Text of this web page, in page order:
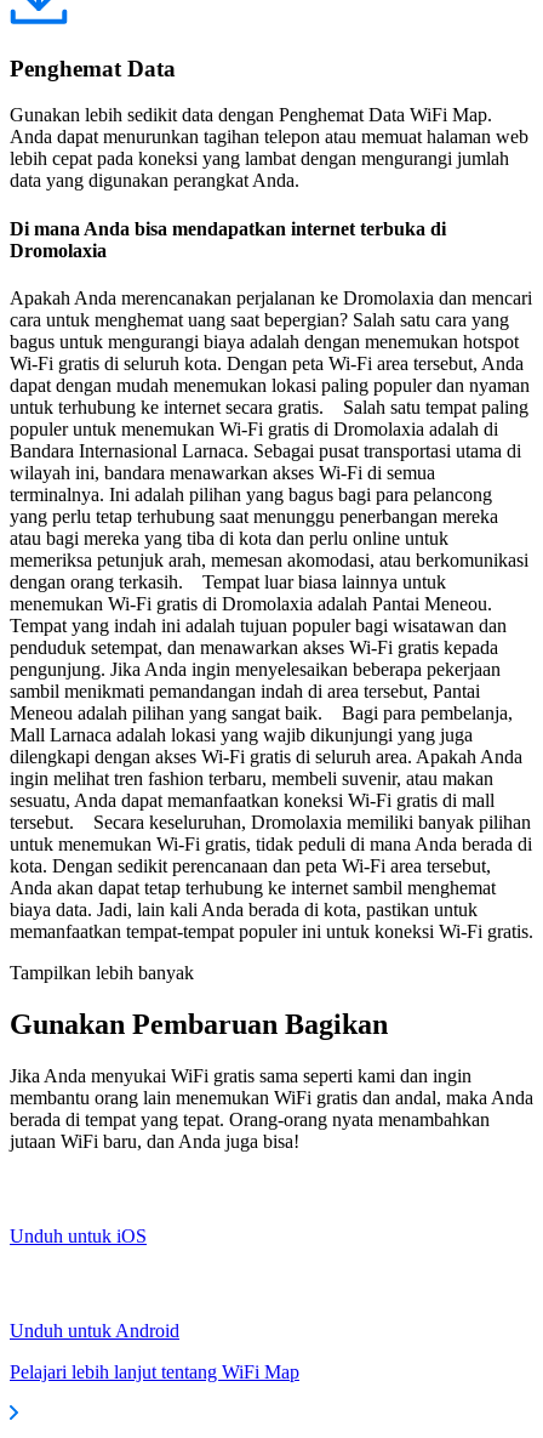
Penghemat Data
Gunakan lebih sedikit data dengan Penghemat Data WiFi Map.
Anda dapat menurunkan tagihan telepon atau memuat halaman web
lebih cepat pada koneksi yang lambat dengan mengurangi jumlah
data yang digunakan perangkat Anda.
Di mana Anda bisa mendapatkan internet terbuka di
Dromolaxia
Apakah Anda merencanakan perjalanan ke Dromolaxia dan mencari
cara untuk menghemat uang saat bepergian? Salah satu cara yang
bagus untuk mengurangi biaya adalah dengan menemukan hotspot
Wi-Fi gratis di seluruh kota. Dengan peta Wi-Fi area tersebut, Anda
dapat dengan mudah menemukan lokasi paling populer dan nyaman
untuk terhubung ke internet secara gratis. Salah satu tempat paling
populer untuk menemukan Wi-Fi gratis di Dromolaxia adalah di
Bandara Internasional Larnaca. Sebagai pusat transportasi utama di
wilayah ini, bandara menawarkan akses Wi-Fi di semua
terminalnya. Ini adalah pilihan yang bagus bagi para pelancong
yang perlu tetap terhubung saat menunggu penerbangan mereka
atau bagi mereka yang tiba di kota dan perlu online untuk
memeriksa petunjuk arah, memesan akomodasi, atau berkomunikasi
dengan orang terkasih. Tempat luar biasa lainnya untuk
menemukan Wi-Fi gratis di Dromolaxia adalah Pantai Meneou.
Tempat yang indah ini adalah tujuan populer bagi wisatawan dan
penduduk setempat, dan menawarkan akses Wi-Fi gratis kepada
pengunjung. Jika Anda ingin menyelesaikan beberapa pekerjaan
sambil menikmati pemandangan indah di area tersebut, Pantai
Meneou adalah pilihan yang sangat baik. Bagi para pembelanja,
Mall Larnaca adalah lokasi yang wajib dikunjungi yang juga
dilengkapi dengan akses Wi-Fi gratis di seluruh area. Apakah Anda
ingin melihat tren fashion terbaru, membeli suvenir, atau makan
sesuatu, Anda dapat memanfaatkan koneksi Wi-Fi gratis di mall
tersebut. Secara keseluruhan, Dromolaxia memiliki banyak pilihan
untuk menemukan Wi-Fi gratis, tidak peduli di mana Anda berada di
kota. Dengan sedikit perencanaan dan peta Wi-Fi area tersebut,
Anda akan dapat tetap terhubung ke internet sambil menghemat
biaya data. Jadi, lain kali Anda berada di kota, pastikan untuk
memanfaatkan tempat-tempat populer ini untuk koneksi Wi-Fi gratis.
Tampilkan lebih banyak
Gunakan Pembaruan Bagikan
Jika Anda menyukai WiFi gratis sama seperti kami dan ingin
membantu orang lain menemukan WiFi gratis dan andal, maka Anda
berada di tempat yang tepat. Orang-orang nyata menambahkan
jutaan WiFi baru, dan Anda juga bisa!
Unduh untuk iOS
Unduh untuk Android
Pelajari lebih lanjut tentang WiFi Map